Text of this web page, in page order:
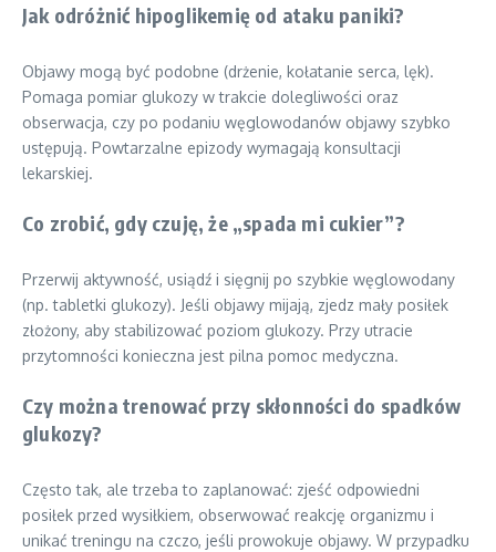
Jak odróżnić hipoglikemię od ataku paniki?
Objawy mogą być podobne (drżenie, kołatanie serca, lęk).
Pomaga pomiar glukozy w trakcie dolegliwości oraz
obserwacja, czy po podaniu węglowodanów objawy szybko
ustępują. Powtarzalne epizody wymagają konsultacji
lekarskiej.
Co zrobić, gdy czuję, że „spada mi cukier”?
Przerwij aktywność, usiądź i sięgnij po szybkie węglowodany
(np. tabletki glukozy). Jeśli objawy mijają, zjedz mały posiłek
złożony, aby stabilizować poziom glukozy. Przy utracie
przytomności konieczna jest pilna pomoc medyczna.
Czy można trenować przy skłonności do spadków
glukozy?
Często tak, ale trzeba to zaplanować: zjeść odpowiedni
posiłek przed wysiłkiem, obserwować reakcję organizmu i
unikać treningu na czczo, jeśli prowokuje objawy. W przypadku